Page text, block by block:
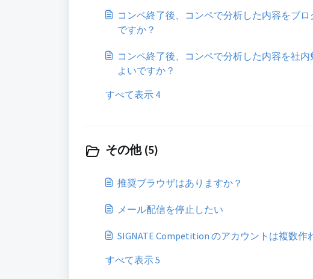
コンペ終了後、コンペで分析した内容をブ
ですか？
コンペ終了後、コンペで分析した内容を社
よいですか？
すべて表示 4
その他 (5)
推奨ブラウザはありますか？
メール配信を停止したい
SIGNATE Competition のアカウントは複数作
すべて表示 5